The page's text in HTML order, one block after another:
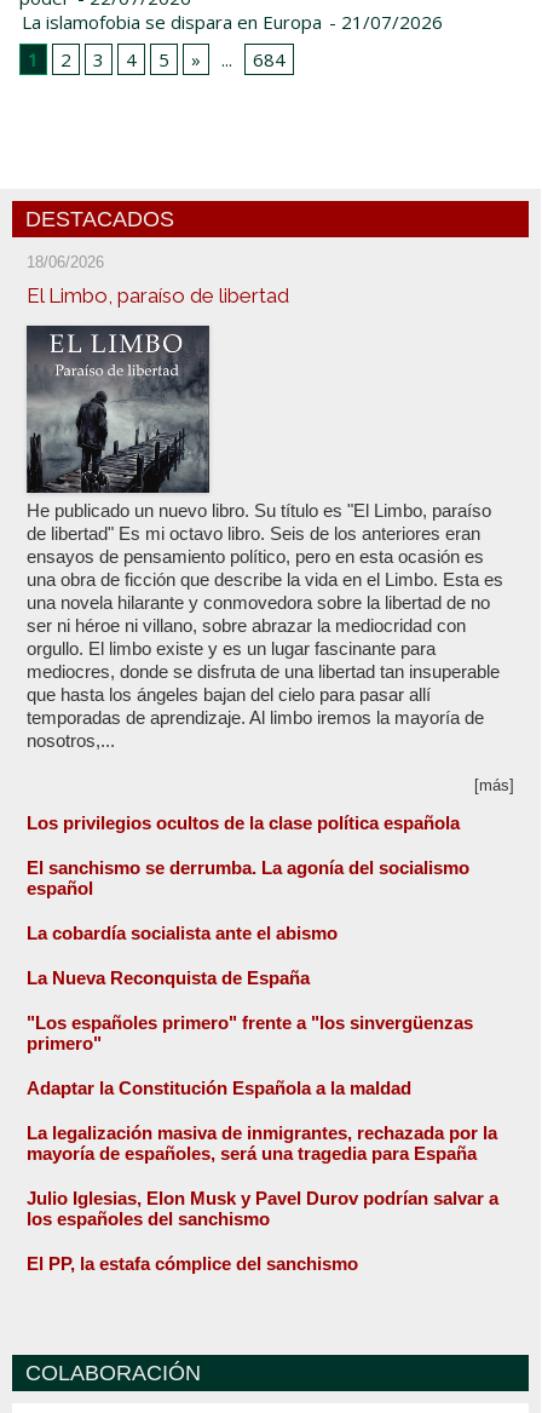
La islamofobia se dispara en Europa - 21/07/2026
1
2 3 4 5 » ... 684
DESTACADOS
18/06/2026
El Limbo, paraíso de libertad
He publicado un nuevo libro. Su título es "El Limbo, paraíso
de libertad" Es mi octavo libro. Seis de los anteriores eran
ensayos de pensamiento político, pero en esta ocasión es
una obra de ficción que describe la vida en el Limbo. Esta es
una novela hilarante y conmovedora sobre la libertad de no
ser ni héroe ni villano, sobre abrazar la mediocridad con
orgullo. El limbo existe y es un lugar fascinante para
mediocres, donde se disfruta de una libertad tan insuperable
que hasta los ángeles bajan del cielo para pasar allí
temporadas de aprendizaje. Al limbo iremos la mayoría de
nosotros,...
[más]
Los privilegios ocultos de la clase política española
El sanchismo se derrumba. La agonía del socialismo
español
La cobardía socialista ante el abismo
La Nueva Reconquista de España
"Los españoles primero" frente a "los sinvergüenzas
primero"
Adaptar la Constitución Española a la maldad
La legalización masiva de inmigrantes, rechazada por la
mayoría de españoles, será una tragedia para España
Julio Iglesias, Elon Musk y Pavel Durov podrían salvar a
los españoles del sanchismo
El PP, la estafa cómplice del sanchismo
COLABORACIÓN